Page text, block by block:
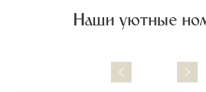
Наши уютные